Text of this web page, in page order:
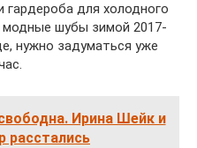
для холодного
модные шубы зимой 2017-
нужно задуматься уже
Ирина Шейк и
расстались